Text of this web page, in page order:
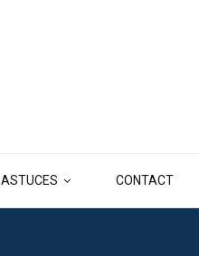
ASTUCES CONTACT